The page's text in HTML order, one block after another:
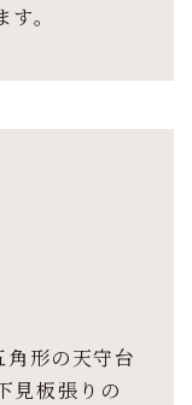
。
形の天守台
見板張りの